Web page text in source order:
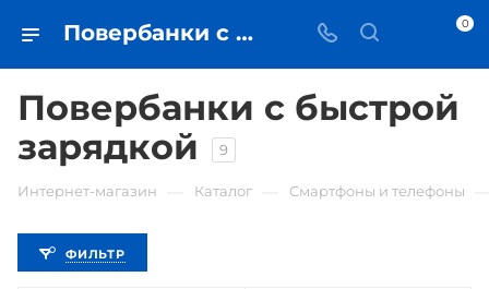
Повербанки с быстрой зарядкой • купить внешний аккумулятор в Самаре - iЧехол 0
Повербанки с быстрой
зарядкой
9
Интернет-магазин Каталог Смартфоны и телефоны
ФИЛЬТР